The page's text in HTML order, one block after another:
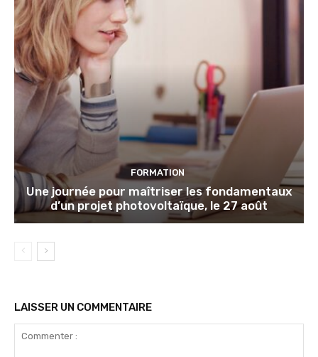
FORMATION
Une journée pour maîtriser les fondamentaux
d’un projet photovoltaïque, le 27 août
LAISSER UN COMMENTAIRE